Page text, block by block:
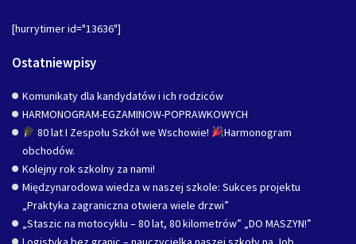
[hurrytimer id="13636"]
Ostatniewpisy
Komunikaty dla kandydatów i ich rodziców
HARMONOGRAM-EGZAMINOW-POPRAWKOWYCH
80 lat I Zespołu Szkół we Wschowie!
Harmonogram
obchodów.
Kolejny rok szkolny za nami!
Międzynarodowa wiedza w naszej szkole: Sukces projektu
„Praktyka zagraniczna otwiera wiele drzwi”
„Staszic na motocyklu – 80 lat, 80 kilometrów” „DO MASZYN!”